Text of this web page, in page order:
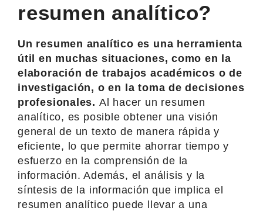
resumen analítico?
Un resumen analítico es una herramienta
útil en muchas situaciones, como en la
elaboración de trabajos académicos o de
investigación, o en la toma de decisiones
profesionales. Al hacer un resumen
analítico, es posible obtener una visión
general de un texto de manera rápida y
eficiente, lo que permite ahorrar tiempo y
esfuerzo en la comprensión de la
información. Además, el análisis y la
síntesis de la información que implica el
resumen analítico puede llevar a una